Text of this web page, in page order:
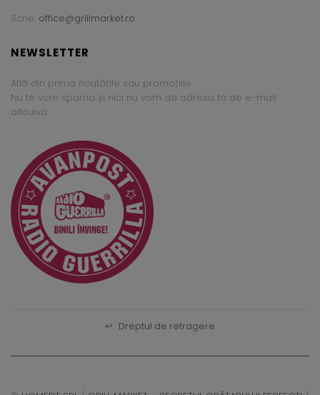
Scrie: office@grillmarket.ro
NEWSLETTER
Află din prima noutățile sau promoțiile.
Nu te vom spama și nici nu vom da adresa ta de e-mail
altcuiva.
↩ Dreptul de retragere